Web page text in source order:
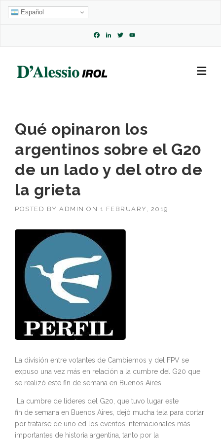
Skip
Español
Facebook
LinkedIn
Twitter
Qué opinaron los
argentinos sobre el G20
de un lado y del otro de
la grieta
POSTED BY ADMIN ON 1 FEBRUARY, 2019
La división entre votantes de Cambiemos y del FPV se
expuso una vez más en relación a la cumbre del G20 que
se realizó este fin de semana en Buenos Aires.
La cumbre de líderes del G20, que tuvo lugar este
fin de semana en Buenos Aires, dejó mucha tela para cortar
por tratarse de uno ed los eventos internacionales más
importantes de historia argentina, tanto por la